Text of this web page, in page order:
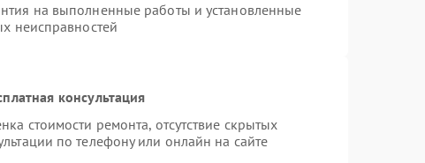
на выполненные работы и установленные
неисправностей
консультация
стоимости ремонта, отсутствие скрытых
по телефону или онлайн на сайте